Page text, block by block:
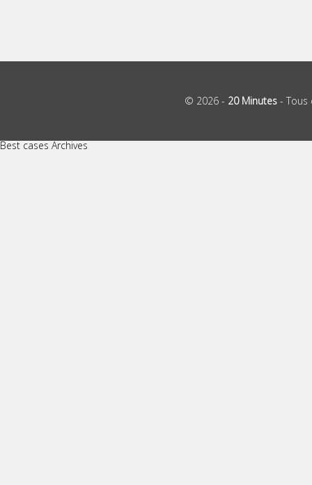
© 2026 - 20 Minutes -
Best cases Archives